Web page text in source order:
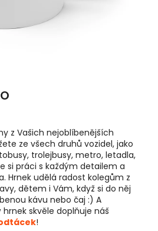
z Vašich nejoblíbenějších
ze všech druhů vozidel, jako
trolejbusy, metro, letadla,
si práci s každým detailem a
Hrnek udělá radost kolegům z
dětem i Vám, když si do něj
kávu nebo čaj :) A
skvěle doplňuje náš
!